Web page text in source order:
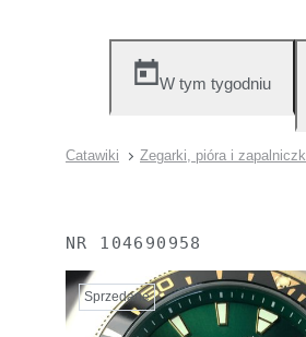
W tym tygodniu
Catawiki Zegarki, pióra i
NR 104690958
Sprzedane